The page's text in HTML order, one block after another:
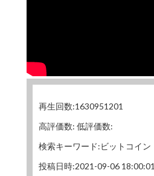
再生回数:1630951201
高評価数: 低評価数:
検索キーワード:ビットコイン
投稿日時:2021-09-06 18:00:01